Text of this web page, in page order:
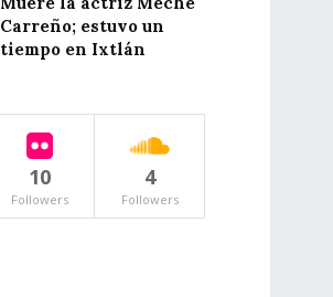
Carreño; estuvo un
tiempo en Ixtlán
10
Followers
4
Followers